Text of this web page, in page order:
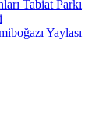
Tabiat Parkı
Yaylası